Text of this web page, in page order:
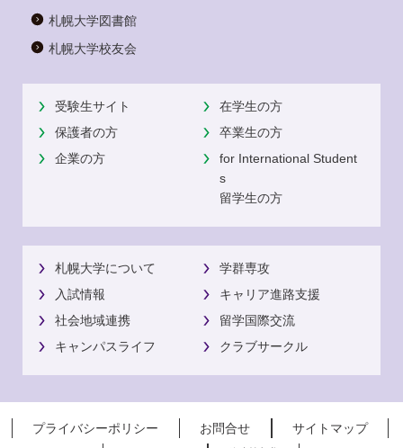
札幌大学図書館
札幌大学校友会
受験生サイト
在学生の方
保護者の方
卒業生の方
企業の方
for International Student
s
留学生の方
札幌大学について
学群専攻
入試情報
キャリア進路支援
社会地域連携
留学国際交流
キャンパスライフ
クラブサークル
プライバシーポリシー お問合せ
サイトマップ